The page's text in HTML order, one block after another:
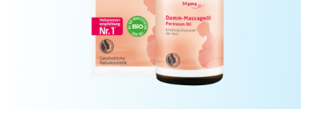
Нега на кожа